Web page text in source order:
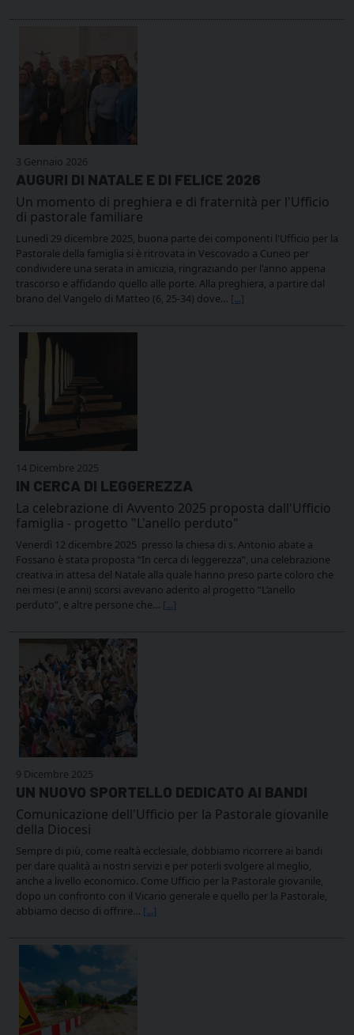
3 Gennaio 2026
AUGURI DI NATALE E DI FELICE 2026
Un momento di preghiera e di fraternità per l'Ufficio
di pastorale familiare
Lunedì 29 dicembre 2025, buona parte dei componenti l'Ufficio per la
Pastorale della famiglia si è ritrovata in Vescovado a Cuneo per
condividere una serata in amicizia, ringraziando per l'anno appena
trascorso e affidando quello alle porte. Alla preghiera, a partire dal
brano del Vangelo di Matteo (6, 25-34) dove… [...]
14 Dicembre 2025
IN CERCA DI LEGGEREZZA
La celebrazione di Avvento 2025 proposta dall'Ufficio
famiglia - progetto "L'anello perduto"
Venerdì 12 dicembre 2025 presso la chiesa di s. Antonio abate a
Fossano è stata proposta “In cerca di leggerezza”, una celebrazione
creativa in attesa del Natale alla quale hanno preso parte coloro che
nei mesi (e anni) scorsi avevano aderito al progetto “L’anello
perduto”, e altre persone che… [...]
9 Dicembre 2025
UN NUOVO SPORTELLO DEDICATO AI BANDI
Comunicazione dell'Ufficio per la Pastorale giovanile
della Diocesi
Sempre di più, come realtà ecclesiale, dobbiamo ricorrere ai bandi
per dare qualità ai nostri servizi e per poterli svolgere al meglio,
anche a livello economico. Come Ufficio per la Pastorale giovanile,
dopo un confronto con il Vicario generale e quello per la Pastorale,
abbiamo deciso di offrire… [...]